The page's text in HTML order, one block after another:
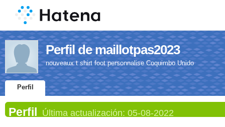
Perfil de maillotpas2023
nouveaux t shirt foot personnalise Coquimbo Unido
Perfil
Perfil Última actualización: 05-08-2022